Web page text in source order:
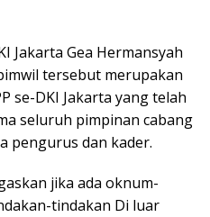
Jakarta Gea Hermansyah
tersebut merupakan
se-DKI Jakarta yang telah
seluruh pimpinan cabang
pengurus dan kader.
jika ada oknum-
tindakan Di luar